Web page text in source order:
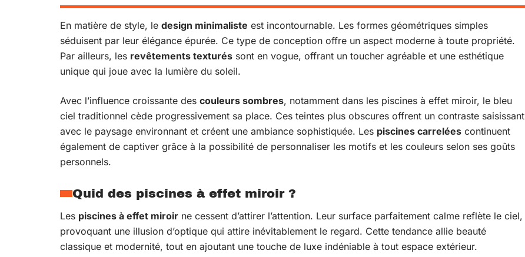
En matière de style, le design minimaliste est incontournable. Les formes géométriques simples
séduisent par leur élégance épurée. Ce type de conception offre un aspect moderne à toute propriété.
Par ailleurs, les revêtements texturés sont en vogue, offrant un toucher agréable et une esthétique
unique qui joue avec la lumière du soleil.
Avec l’influence croissante des couleurs sombres, notamment dans les piscines à effet miroir, le bleu
ciel traditionnel cède progressivement sa place. Ces teintes plus obscures offrent un contraste saisissant
avec le paysage environnant et créent une ambiance sophistiquée. Les piscines carrelées continuent
également de captiver grâce à la possibilité de personnaliser les motifs et les couleurs selon ses goûts
personnels.
Quid des piscines à effet miroir ?
Les piscines à effet miroir ne cessent d’attirer l’attention. Leur surface parfaitement calme reflète le ciel,
provoquant une illusion d’optique qui attire inévitablement le regard. Cette tendance allie beauté
classique et modernité, tout en ajoutant une touche de luxe indéniable à tout espace extérieur.